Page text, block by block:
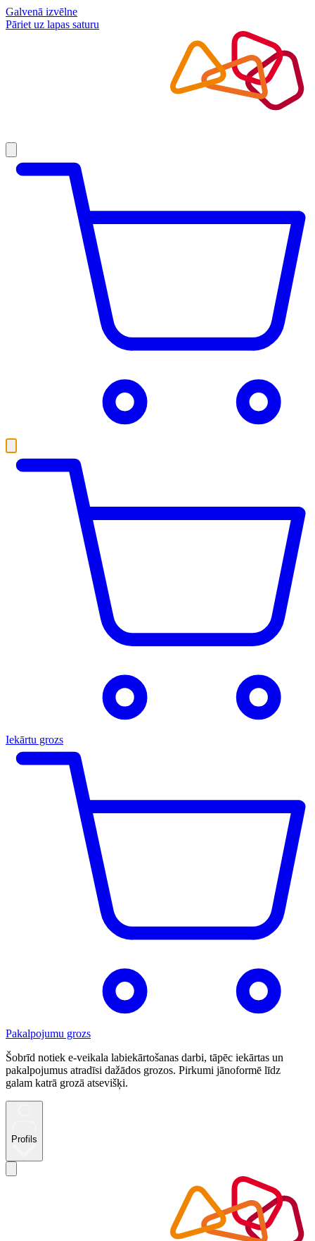
Galvenā izvēlne
Pāriet uz lapas saturu
Iekārtu grozs
Pakalpojumu grozs
Šobrīd notiek e-veikala labiekārtošanas darbi, tāpēc iekārtas un
pakalpojumus atradīsi dažādos grozos. Pirkumi jānoformē līdz
galam katrā grozā atsevišķi.
Profils